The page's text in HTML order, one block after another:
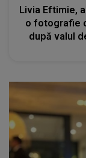
Livia Eftimie,
o fotografie
după valul